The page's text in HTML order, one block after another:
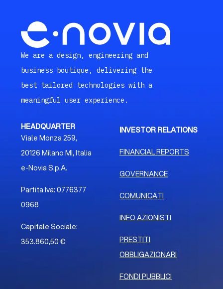
We are a design, engineering and
business boutique, delivering the
best tailored technologies with a
meaningful user experience.
HEADQUARTER
Viale Monza 259,
20126 Milano MI, Italia
e-Novia S.p.A.
Partita Iva: 0776377
0968
Capitale Sociale:
353.860,50 €
INVESTOR RELATIONS
FINANCIAL REPORTS
GOVERNANCE
COMUNICATI
INFO AZIONISTI
PRESTITI
OBBLIGAZIONARI
FONDI PUBBLICI